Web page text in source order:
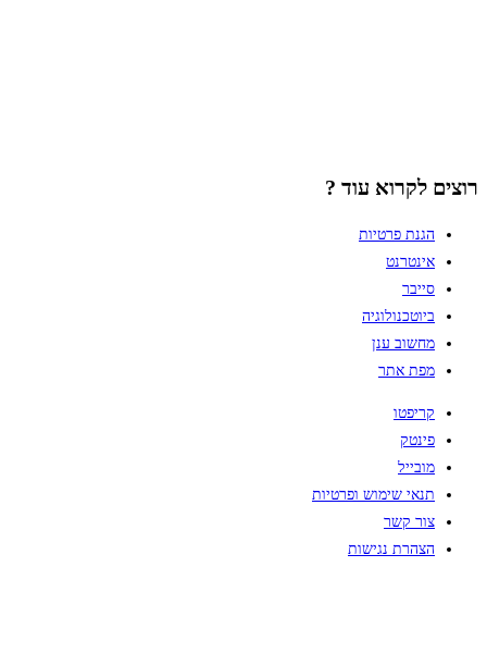
רוצים לקרוא עוד ?
הגנת פרטיות
אינטרנט
סייבר
ביוטכנולוגיה
מחשוב ענן
מפת אתר
קריפטו
פינטק
מובייל
תנאי שימוש ופרטיות
צור קשר
הצהרת נגישות